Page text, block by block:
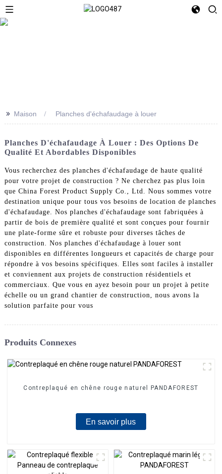
>> Maison Planches d'échafaudage à louer
Planches D'échafaudage À Louer : Des Options De
Qualité Et Abordables Disponibles
Vous recherchez des planches d'échafaudage de haute qualité
pour votre projet de construction ? Ne cherchez pas plus loin
que China Forest Product Supply Co., Ltd. Nous sommes votre
destination unique pour tous vos besoins de location de planches
d'échafaudage. Nos planches d'échafaudage sont fabriquées à
partir de bois de première qualité et sont conçues pour fournir
une plate-forme sûre et robuste pour diverses tâches de
construction. Nos planches d'échafaudage à louer sont
disponibles en différentes longueurs et capacités de charge pour
répondre à vos besoins spécifiques. Elles sont faciles à installer
et conviennent aux projets de construction résidentiels et
commerciaux. Que vous en ayez besoin pour un projet à petite
échelle ou un grand chantier de construction, nous avons la
solution parfaite pour vous
Produits Connexes
Contreplaqué en chêne rouge naturel PANDAFOREST
En savoir plus